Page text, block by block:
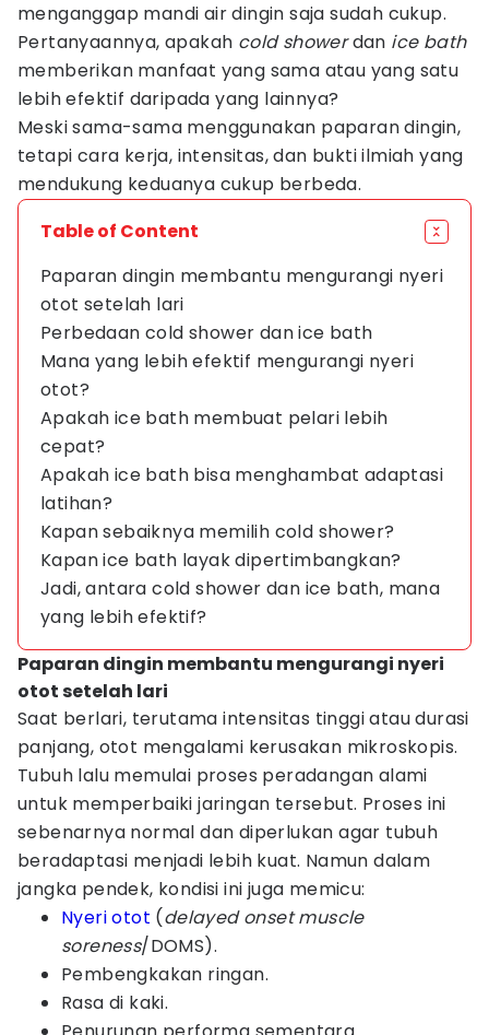
menganggap mandi air dingin saja sudah cukup.
Pertanyaannya, apakah cold showerdan ice bath
memberikan manfaat yang sama atau yang satu
lebih efektif daripada yang lainnya?
Meski sama-sama menggunakan paparan dingin,
tetapi cara kerja, intensitas, dan bukti ilmiah yang
mendukung keduanya cukup berbeda.
Table of Content
Paparan dingin membantu mengurangi nyeri
otot setelah lari
Perbedaan cold shower dan ice bath
Mana yang lebih efektif mengurangi nyeri
otot?
Apakah ice bath membuat pelari lebih
cepat?
Apakah ice bath bisa menghambat adaptasi
latihan?
Kapan sebaiknya memilih cold shower?
Kapan ice bath layak dipertimbangkan?
Jadi, antara cold shower dan ice bath, mana
yang lebih efektif?
Paparan dingin membantu mengurangi nyeri
otot setelah lari
Saat berlari, terutama intensitas tinggi atau durasi
panjang, otot mengalami kerusakan mikroskopis.
Tubuh lalu memulai proses peradangan alami
untuk memperbaiki jaringan tersebut. Proses ini
sebenarnya normal dan diperlukan agar tubuh
beradaptasi menjadi lebih kuat. Namun dalam
jangka pendek, kondisi ini juga memicu:
Nyeri otot (delayed onset muscle
soreness/DOMS).
Pembengkakan ringan.
Rasa di kaki.